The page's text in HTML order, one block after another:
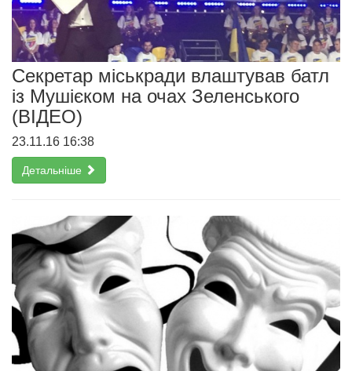
Cекретар міськради влаштував батл
із Мушієком на очах Зеленського
(ВІДЕО)
23.11.16 16:38
Детальніше